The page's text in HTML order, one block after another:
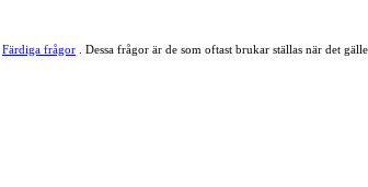
Färdiga frågor . Dessa frågor är de som oftast brukar ställas när det